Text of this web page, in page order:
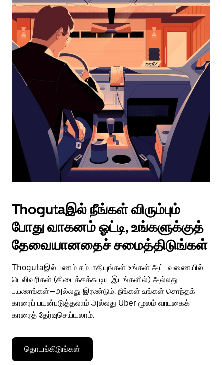
மூட
எஸ்கேப்
பொத்தான்
அழுத்தவும்.
Thogutaஇல் நீங்கள் விரும்பும்
போது வாகனம் ஓட்டி, உங்களுக்குத்
தேவையானதைச் சமைத்திடுங்கள்
Thogutaஇல் பணம் சம்பாதியுங்கள் உங்கள் அட்டவணையில்
டெலிவரிகள் (கிடைக்கக்கூடிய இடங்களில்) அல்லது
பயணங்கள்—அல்லது இரண்டும். நீங்கள் உங்கள் சொந்தக்
காரைப் பயன்படுத்தலாம் அல்லது Uber மூலம் வாடகைக்
காரைத் தேர்வுசெய்யலாம்.
தொடங்கிடுங்கள்